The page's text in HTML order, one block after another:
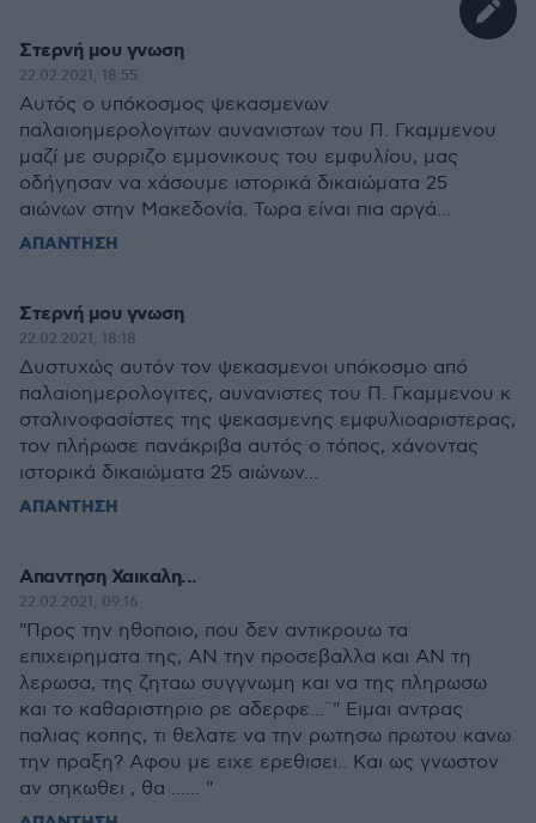
Στερνή μου γνωση
22.02.2021, 18:55
Αυτός ο υπόκοσμος ψεκασμενων
παλαιοημερολογιτων αυνανιστων του Π. Γκαμμενου
μαζί με συρριζο εμμονικους του εμφυλίου, μας
οδήγησαν να χάσουμε ιστορικά δικαιώματα 25
αιώνων στην Μακεδονία. Τωρα είναι πια αργά...
ΑΠΑΝΤΗΣΗ
Στερνή μου γνωση
22.02.2021, 18:18
Δυστυχώς αυτόν τον ψεκασμενοι υπόκοσμο από
παλαιοημερολογιτες, αυνανιστες του Π. Γκαμμενου κ
σταλινοφασίστες της ψεκασμενης εμφυλιοαριστερας,
τον πλήρωσε πανάκριβα αυτός ο τόπος, χάνοντας
ιστορικά δικαιώματα 25 αιώνων...
ΑΠΑΝΤΗΣΗ
Απαντηση Χαικαλη...
22.02.2021, 09:16
"Προς την ηθοποιο, που δεν αντικρουω τα
επιχειρηματα της, ΑΝ την προσεβαλλα και ΑΝ τη
λερωσα, της ζηταω συγγνωμη και να της πληρωσω
και το καθαριστηριο ρε αδερφε...¨" Ειμαι αντρας
παλιας κοπης, τι θελατε να την ρωτησω πρωτου κανω
την πραξη? Αφου με ειχε ερεθισει.. Και ως γνωστον
αν σηκωθει , θα ...... "